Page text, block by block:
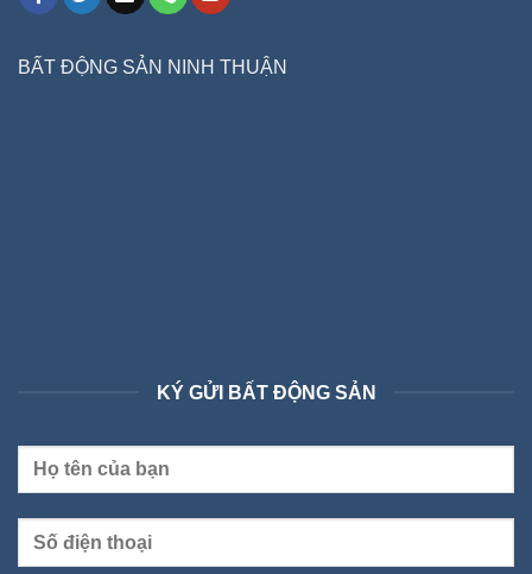
BẤT ĐỘNG SẢN NINH THUẬN
KÝ GỬI BẤT ĐỘNG SẢN